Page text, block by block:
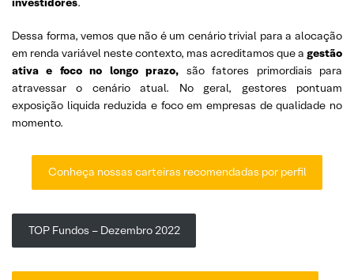
Dessa forma, vemos que não é um cenário trivial para a alocação
em renda variável neste contexto, mas acreditamos que a gestão
ativa e foco no longo prazo, são fatores primordiais para
atravessar o cenário atual. No geral, gestores pontuam
exposição liquida reduzida e foco em empresas de qualidade no
momento.
Conheça nossas carteiras recomendadas por perfil
TOP Fundos – Dezembro 2022